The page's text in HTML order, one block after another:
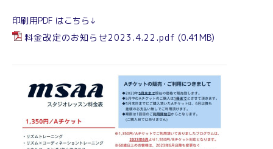
印刷用PDF はこちら↓
料金改定のお知らせ2023.4.22.pdf (0.41MB)